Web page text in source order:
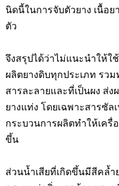
นิดนี้ในการจับตัวยาง เนื้อย
ตัว
จึงสรุปได้ว่าไม่แนะนำให้
ผลิตยางดิบทุกประเภท รว
สารละลายและที่เป็นผง ส่
ยางแท่ง โดยเฉพาะสารซัล
กระบวนการผลิตทำให้เครื่
ขึ้น
ส่วนน้ำเสียที่เกิดขึ้นมีสีคล้